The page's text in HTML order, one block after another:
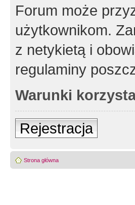
Forum może
użytkownikom.
z netykietą i
regulaminy
Warunki
Rejestracja
Strona główna